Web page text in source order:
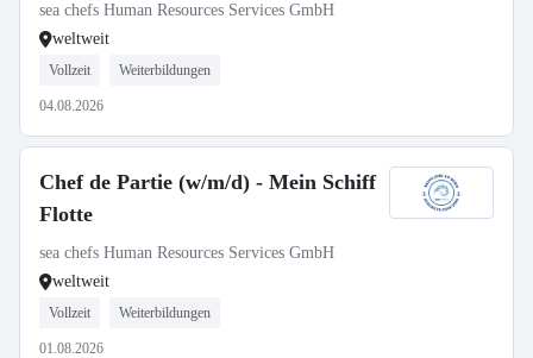
sea chefs Human Resources Services GmbH
weltweit
Vollzeit Weiterbildungen
04.08.2026
Chef de Partie (w/m/d) - Mein Schiff
Flotte
sea chefs Human Resources Services GmbH
weltweit
Vollzeit Weiterbildungen
01.08.2026